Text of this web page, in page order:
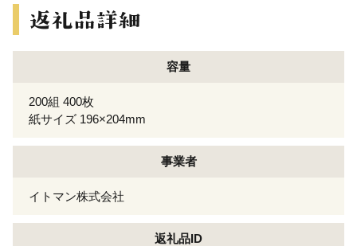
容量
200組 400枚
紙サイズ 196×204mm
事業者
イトマン株式会社
返礼品ID